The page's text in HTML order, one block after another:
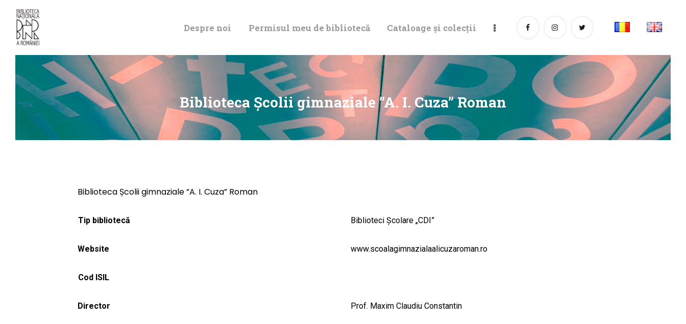
Despre noi Permisul meu de bibliotecă Cataloage și colecții
Biblioteca Școlii gimnaziale ”A. I. Cuza” Roman
DE BIBLIOTECĂ
CATALOAGE ȘI
COLECȚII
Biblioteca Școlii gimnaziale ”A. I. Cuza” Roman
Tip bibliotecă Biblioteci Școlare „CDI”
Website www.scoalagimnazialaalicuzaroman.ro
Cod ISIL
Director Prof. Maxim Claudiu Constantin